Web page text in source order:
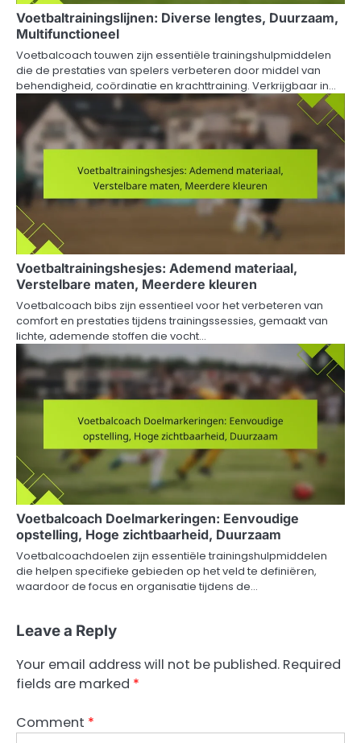
Voetbaltrainingslijnen: Diverse lengtes, Duurzaam,
Multifunctioneel
Voetbalcoach touwen zijn essentiële trainingshulpmiddelen
die de prestaties van spelers verbeteren door middel van
behendigheid, coördinatie en krachttraining. Verkrijgbaar in…
Voetbaltrainingshesjes: Ademend materiaal,
Verstelbare maten, Meerdere kleuren
Voetbalcoach bibs zijn essentieel voor het verbeteren van
comfort en prestaties tijdens trainingssessies, gemaakt van
lichte, ademende stoffen die vocht…
Voetbalcoach Doelmarkeringen: Eenvoudige
opstelling, Hoge zichtbaarheid, Duurzaam
Voetbalcoachdoelen zijn essentiële trainingshulpmiddelen
die helpen specifieke gebieden op het veld te definiëren,
waardoor de focus en organisatie tijdens de…
Leave a Reply
Your email address will not be published. Required
fields are marked *
Comment *